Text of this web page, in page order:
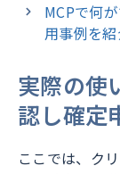
MCPで何
用事例を
実際の使
認し確定
ここでは、ク